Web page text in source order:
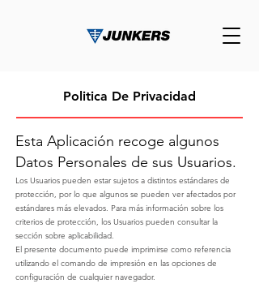
Politica De Privacidad
Esta Aplicación recoge algunos
Datos Personales de sus Usuarios.
Los Usuarios pueden estar sujetos a distintos estándares de
protección, por lo que algunos se pueden ver afectados por
estándares más elevados. Para más información sobre los
criterios de protección, los Usuarios pueden consultar la
sección sobre aplicabilidad.
El presente documento puede imprimirse como referencia
utilizando el comando de impresión en las opciones de
configuración de cualquier navegador.